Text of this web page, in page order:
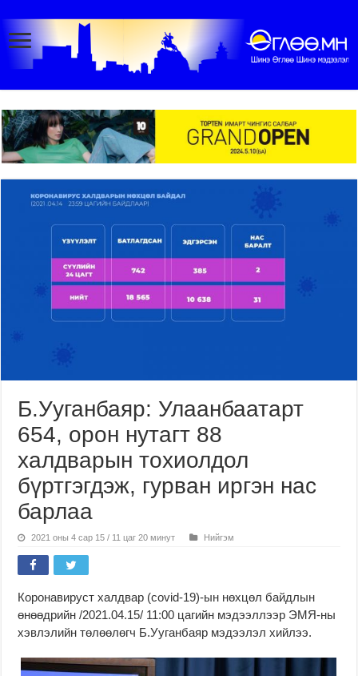
Б.Ууганбаяр: Улаанбаатарт
654, орон нутагт 88
халдварын тохиолдол
бүртгэгдэж, гурван иргэн нас
барлаа
2021 оны 4 сар 15 / 11 цаг 20 минут Нийгэм
Коронавируст халдвар (covid-19)-ын нөхцөл байдлын
өнөөдрийн /2021.04.15/ 11:00 цагийн мэдээллээр ЭМЯ-ны
хэвлэлийн төлөөлөгч Б.Ууганбаяр мэдээлэл хийлээ.